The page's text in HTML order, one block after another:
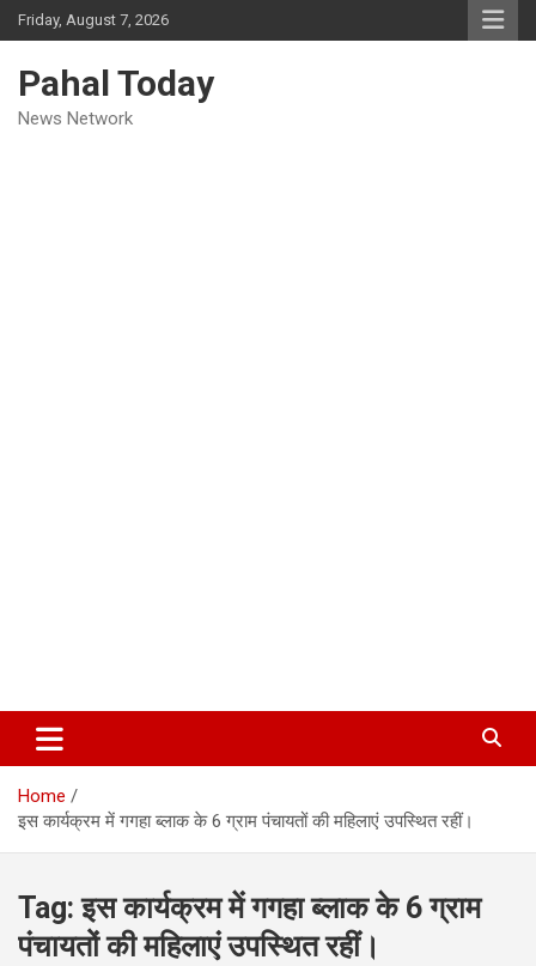
Skip
to
Friday, August 7, 2026
Pahal Today
News Network
Home
इस कार्यक्रम में गगहा ब्लाक के 6 ग्राम पंचायतों की महिलाएं उपस्थित रहीं।
Tag:इस कार्यक्रम में गगहा ब्लाक के 6 ग्राम
पंचायतों की महिलाएं उपस्थित रहीं।